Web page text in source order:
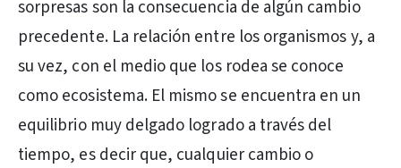
sorpresas son la consecuencia de algún cambio
precedente. La relación entre los organismos y, a
su vez, con el medio que los rodea se conoce
como ecosistema. El mismo se encuentra en un
equilibrio muy delgado logrado a través del
tiempo, es decir que, cualquier cambio o